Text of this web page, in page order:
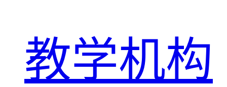
教学机构